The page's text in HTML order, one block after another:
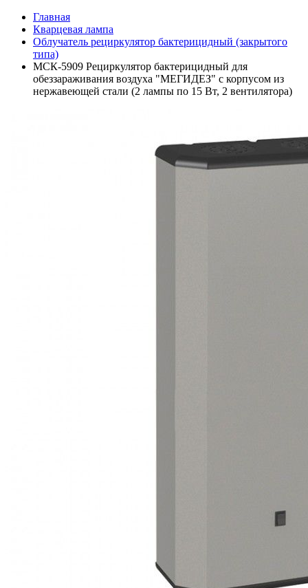
Главная
Кварцевая лампа
Облучатель рециркулятор бактерицидный (закрытого
типа)
МСК-5909 Рециркулятор бактерицидный для
обеззараживания воздуха "МЕГИДЕЗ" с корпусом из
нержавеющей стали (2 лампы по 15 Вт, 2 вентилятора)